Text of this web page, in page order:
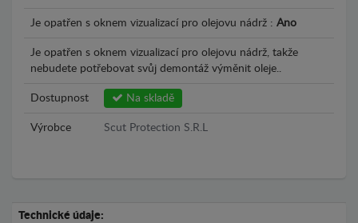
Je opatřen s oknem vizualizací pro olejovu nádrž : Ano
Je opatřen s oknem vizualizací pro olejovu nádrž, takže
nebudete potřebovat svůj demontáž výměnit oleje..
Dostupnost Na skladě
Výrobce Scut Protection S.R.L
Technické údaje: